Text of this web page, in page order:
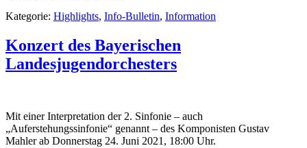
Kategorie: Highlights, Info-Bulletin, Information
Konzert des Bayerischen
Landesjugendorchesters
Mit einer Interpretation der 2. Sinfonie – auch
„Auferstehungssinfonie“ genannt – des Komponisten Gustav
Mahler ab Donnerstag 24. Juni 2021, 18:00 Uhr.